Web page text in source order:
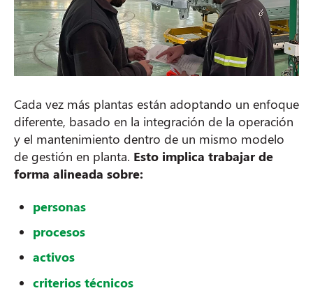
Cada vez más plantas están adoptando un enfoque
diferente, basado en la integración de la operación
y el mantenimiento dentro de un mismo modelo
de gestión en planta. Esto implica trabajar de
forma alineada sobre:
personas
procesos
activos
criterios técnicos